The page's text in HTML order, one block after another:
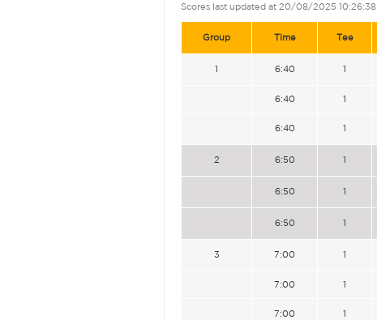
Scores last updated at 20/08/2025 10:26:38
Group Time Tee
1 6:40 1
6:40 1
6:40 1
2 6:50 1
6:50 1
6:50 1
3 7:00 1
7:00 1
7:00 1